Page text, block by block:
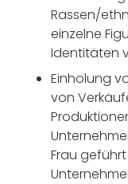
Rassen/
einzelne
Identitäten
Einholung
von
Frau